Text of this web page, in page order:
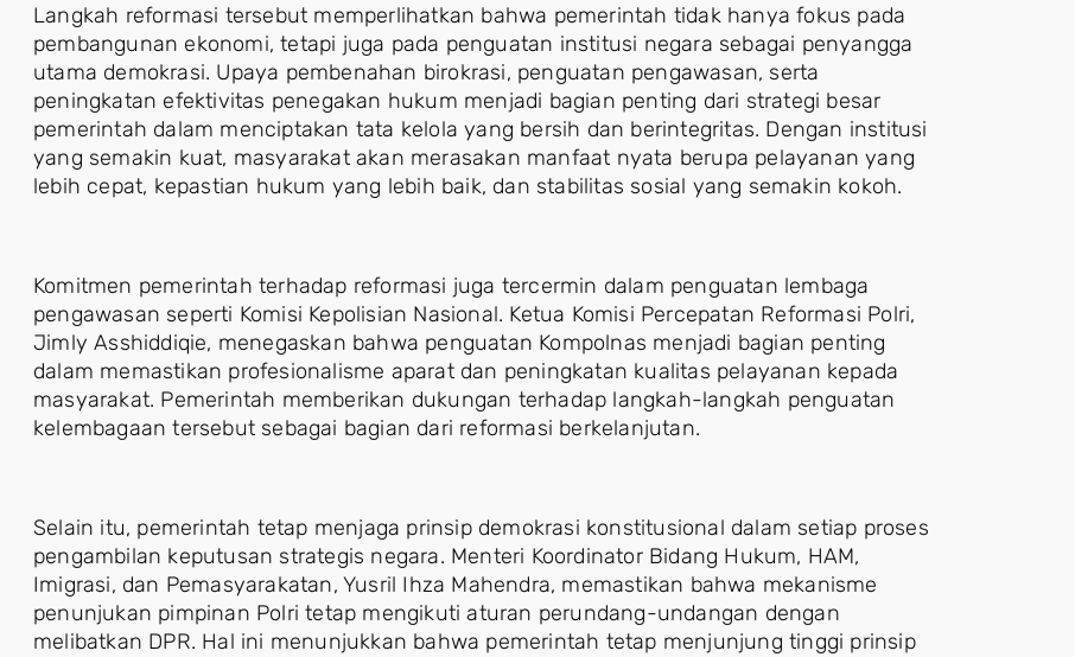
Langkah reformasi tersebut memperlihatkan bahwa pemerintah tidak hanya fokus pada
pembangunan ekonomi, tetapi juga pada penguatan institusi negara sebagai penyangga
utama demokrasi. Upaya pembenahan birokrasi, penguatan pengawasan, serta
peningkatan efektivitas penegakan hukum menjadi bagian penting dari strategi besar
pemerintah dalam menciptakan tata kelola yang bersih dan berintegritas. Dengan institusi
yang semakin kuat, masyarakat akan merasakan manfaat nyata berupa pelayanan yang
lebih cepat, kepastian hukum yang lebih baik, dan stabilitas sosial yang semakin kokoh.
Komitmen pemerintah terhadap reformasi juga tercermin dalam penguatan lembaga
pengawasan seperti Komisi Kepolisian Nasional. Ketua Komisi Percepatan Reformasi Polri,
Jimly Asshiddiqie, menegaskan bahwa penguatan Kompolnas menjadi bagian penting
dalam memastikan profesionalisme aparat dan peningkatan kualitas pelayanan kepada
masyarakat. Pemerintah memberikan dukungan terhadap langkah-langkah penguatan
kelembagaan tersebut sebagai bagian dari reformasi berkelanjutan.
Selain itu, pemerintah tetap menjaga prinsip demokrasi konstitusional dalam setiap proses
pengambilan keputusan strategis negara. Menteri Koordinator Bidang Hukum, HAM,
Imigrasi, dan Pemasyarakatan, Yusril Ihza Mahendra, memastikan bahwa mekanisme
penunjukan pimpinan Polri tetap mengikuti aturan perundang-undangan dengan
melibatkan DPR. Hal ini menunjukkan bahwa pemerintah tetap menjunjung tinggi prinsip